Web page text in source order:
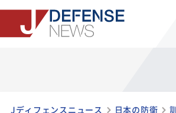
Jディフェンスニュース 日本の防衛